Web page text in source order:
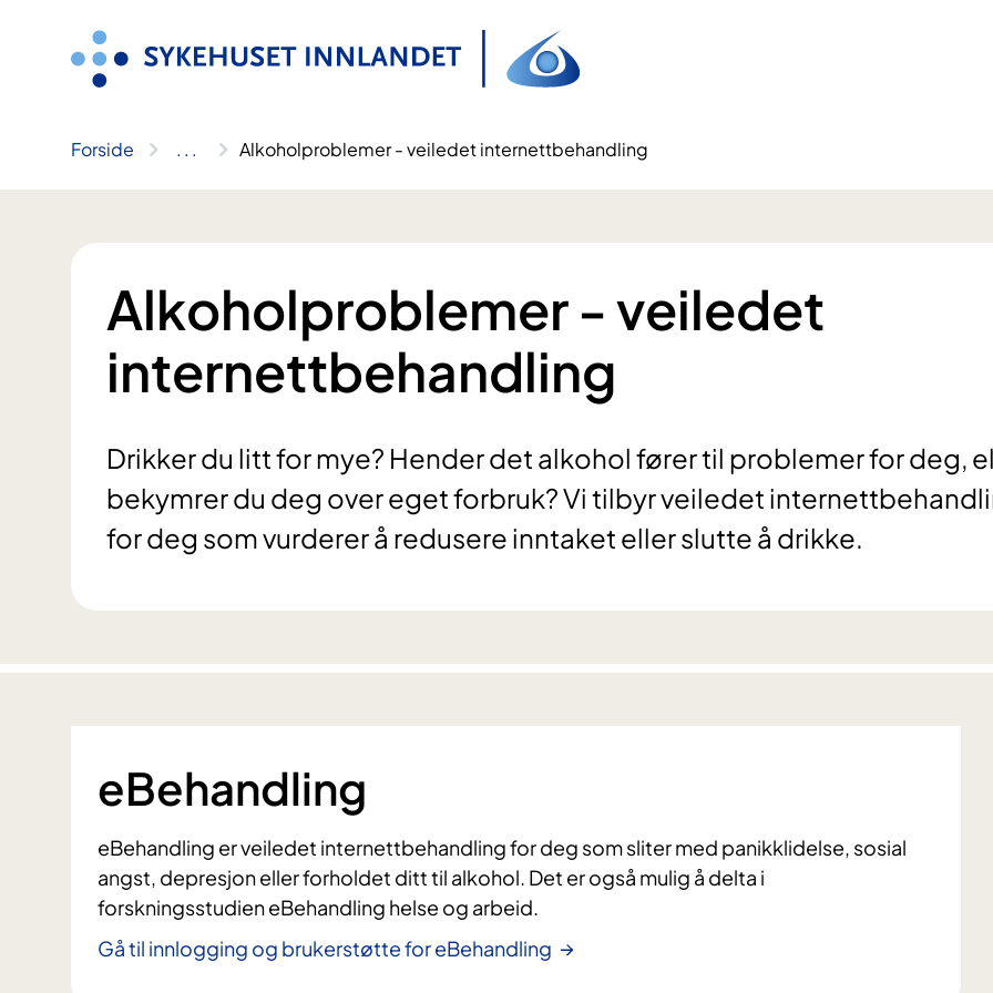
Forside .. . Alkoholproblemer - veiledet internettbehandling
Alkoholproblemer - veiledet
internettbehandling
Drikker du litt for mye? Hender det alkohol fører til problemer for deg,
bekymrer du deg over eget forbruk? Vi tilbyr veiledet
for deg som vurderer å redusere inntaket eller slutte å drikke.
eBehandling
eBehandling er veiledet internettbehandling for deg som sliter med panikklidelse, sosial
angst, depresjon eller forholdet ditt til alkohol. Det er også mulig å delta i
forskningsstudien eBehandling helse og arbeid.
Gå til innlogging og brukerstøtte for eBehandling